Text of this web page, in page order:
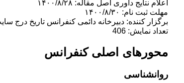
اعلام نتایج داوری اصل مقاله: ۱۴۰۰/۸/۲۸
مهلت ثبت نام: ۱۴۰۰/۸/۳۰
برگزار کننده: دبیرخانه دائمی کنفرانس تاریخ درج سایت: جمعه،
تعداد نمایش: 406
محورهای اصلی کنفرانس
روانشناسی